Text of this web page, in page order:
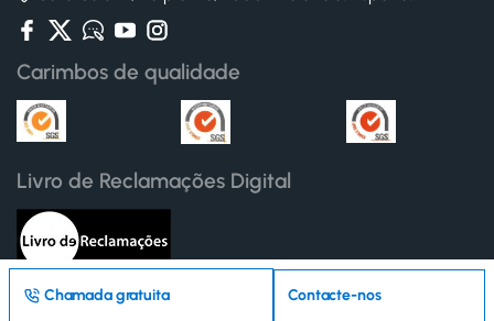
Chamada gratuita Contacte-nos
Carimbos de qualidade
Livro de Reclamações Digital